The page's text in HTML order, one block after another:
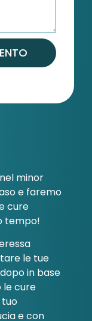
minor
e faremo
cure
tempo!
le tue
in base
le cure
tuo
e con